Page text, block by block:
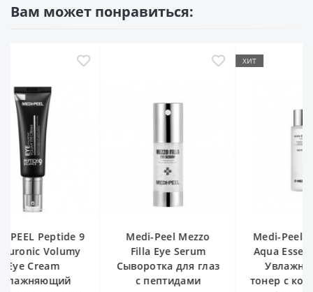
Вам может понравиться:
Medi-Peel Mezzo
Filla Eye Serum
для глаз
с пептидами
Medi-Peel Peptide 9
Aqua Essence Toner
Увлажняющий
тонер с комплексом
-38%
Cos De
Cream
&